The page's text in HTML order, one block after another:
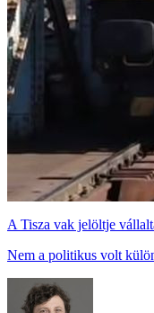
A Tisza vak jelöltje
Nem a politikus volt